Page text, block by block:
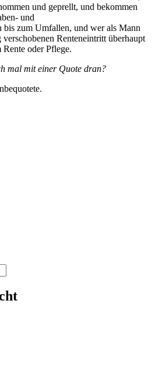
und geprellt, und bekommen
und
bis zum Umfallen, und wer als Mann
Renteneintritt überhaupt
oder Pflege.
mal mit einer Quote dran?